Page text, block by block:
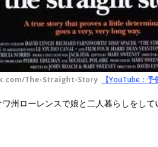
The-Straight-Story 【YouTube：予
州ローレンスで娘と二人暮らしをして